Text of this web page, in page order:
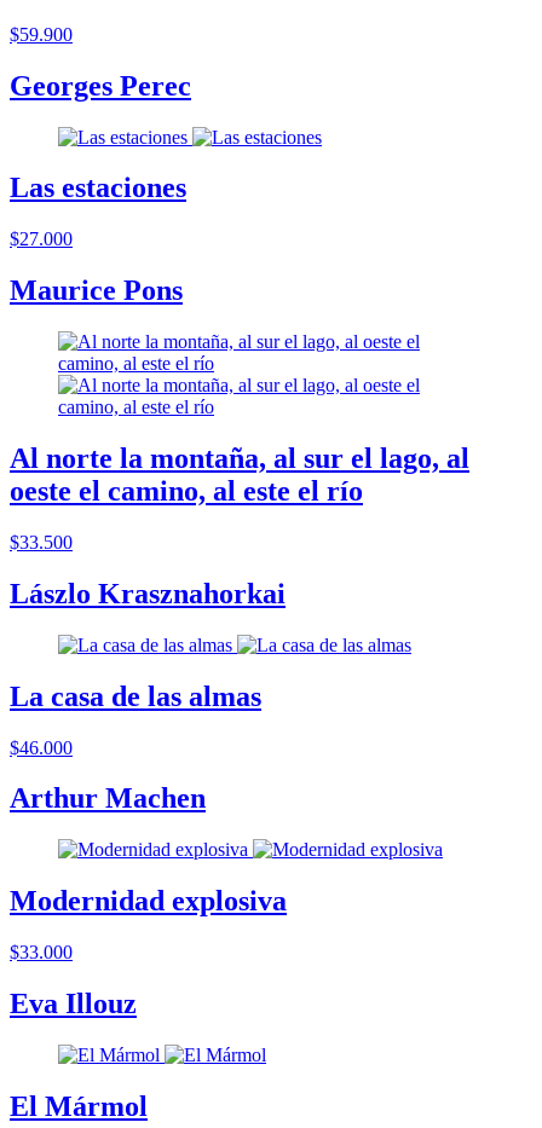
$59.900
Georges Perec
Las estaciones
$27.000
Maurice Pons
Al norte la montaña, al sur el lago, al
oeste el camino, al este el río
$33.500
Lászlo Krasznahorkai
La casa de las almas
$46.000
Arthur Machen
Modernidad explosiva
$33.000
Eva Illouz
El Mármol